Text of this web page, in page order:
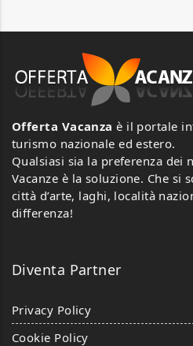
Offerta Vacanza è il portale
turismo nazionale ed estero.
Qualsiasi sia la preferenza
Vacanze è la soluzione. Che si
città d’arte, laghi, località
differenza!
Diventa Partner
Privacy Policy
Cookie Policy